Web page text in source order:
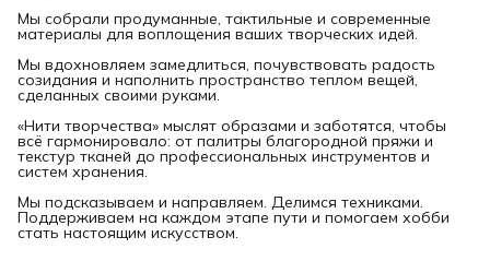
Мы собрали продуманные, тактильные и современные
материалы для воплощения ваших творческих идей.
Мы вдохновляем замедлиться, почувствовать радость
созидания и наполнить пространство теплом вещей,
сделанных своими руками.
«Нити творчества» мыслят образами и заботятся, чтобы
всё гармонировало: от палитры благородной пряжи и
текстур тканей до профессиональных инструментов и
систем хранения.
Мы подсказываем и направляем. Делимся техниками.
Поддерживаем на каждом этапе пути и помогаем хобби
стать настоящим искусством.